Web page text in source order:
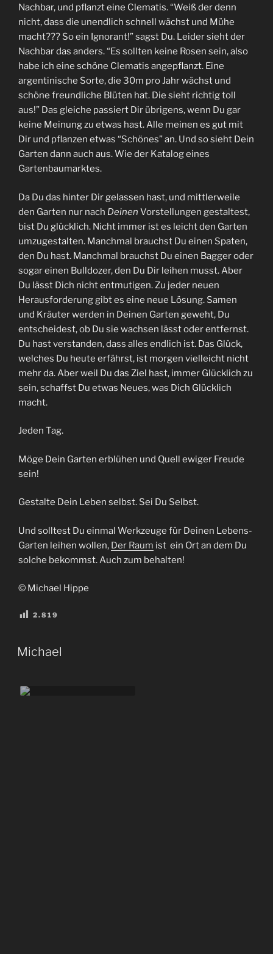
Nachbar, und pflanzt eine Clematis. “Weiß der denn
nicht, dass die unendlich schnell wächst und Mühe
macht??? So ein Ignorant!” sagst Du. Leider sieht der
Nachbar das anders. “Es sollten keine Rosen sein, also
habe ich eine schöne Clematis angepflanzt. Eine
argentinische Sorte, die 30m pro Jahr wächst und
schöne freundliche Blüten hat. Die sieht richtig toll
aus!” Das gleiche passiert Dir übrigens, wenn Du gar
keine Meinung zu etwas hast. Alle meinen es gut mit
Dir und pflanzen etwas “Schönes” an. Und so sieht Dein
Garten dann auch aus. Wie der Katalog eines
Gartenbaumarktes.
Da Du das hinter Dir gelassen hast, und mittlerweile
den Garten nur nach Deinen Vorstellungen gestaltest,
bist Du glücklich. Nicht immer ist es leicht den Garten
umzugestalten. Manchmal brauchst Du einen Spaten,
den Du hast. Manchmal brauchst Du einen Bagger oder
sogar einen Bulldozer, den Du Dir leihen musst. Aber
Du lässt Dich nicht entmutigen. Zu jeder neuen
Herausforderung gibt es eine neue Lösung. Samen
und Kräuter werden in Deinen Garten geweht, Du
entscheidest, ob Du sie wachsen lässt oder entfernst.
Du hast verstanden, dass alles endlich ist. Das Glück,
welches Du heute erfährst, ist morgen vielleicht nicht
mehr da. Aber weil Du das Ziel hast, immer Glücklich zu
sein, schaffst Du etwas Neues, was Dich Glücklich
macht.
Jeden Tag.
Möge Dein Garten erblühen und Quell ewiger Freude
sein!
Gestalte Dein Leben selbst. Sei Du Selbst.
Und solltest Du einmal Werkzeuge für Deinen Lebens-
Garten leihen wollen, Der Raum ist ein Ort an dem Du
solche bekommst. Auch zum behalten!
© Michael Hippe
2.819
VERÖFFENTLICHT
AM
Michael